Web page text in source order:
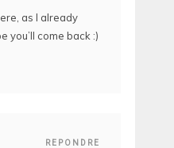
as I already
you’ll come back :)
REPONDRE